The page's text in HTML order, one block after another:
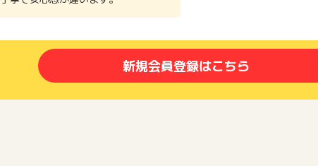
新規会員登録はこちら